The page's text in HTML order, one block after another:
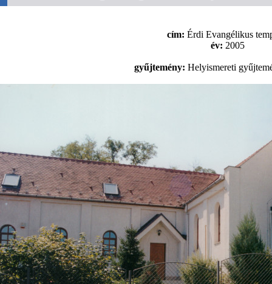
cím: Érdi Evangélikus
év: 2005
gyűjtemény: Helyismereti